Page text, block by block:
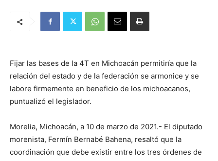
Fijar las bases de la 4T en Michoacán permitiría que la
relación del estado y de la federación se armonice y se
labore firmemente en beneficio de los michoacanos,
puntualizó el legislador.
Morelia, Michoacán, a 10 de marzo de 2021.- El diputado
morenista, Fermín Bernabé Bahena, resaltó que la
coordinación que debe existir entre los tres órdenes de